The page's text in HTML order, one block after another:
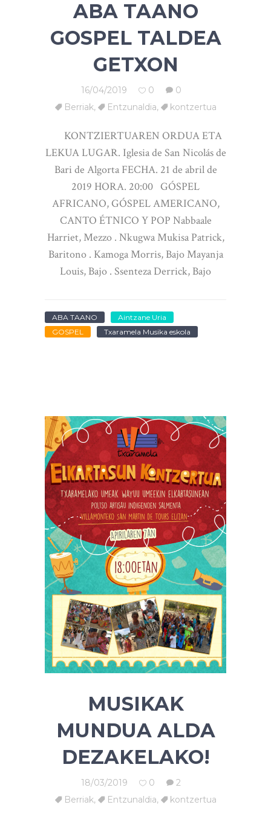
ABA TAANO
GOSPEL TALDEA
GETXON
16/04/2019 0
0
Berriak, Entzunaldia, kontzertua
KONTZIERTUAREN ORDUA ETA
LEKUA LUGAR. Iglesia de San Nicolás de
Bari de Algorta FECHA. 21 de abril de
2019 HORA. 20:00 GÓSPEL
AFRICANO, GÓSPEL AMERICANO,
CANTO ÉTNICO Y POP Nabbaale
Harriet, Mezzo . Nkugwa Mukisa Patrick,
Baritono . Kamoga Morris, Bajo Mayanja
Louis, Bajo . Ssenteza Derrick, Bajo
ABA TAANO
Aintzane Uria
GOSPEL
Txaramela Musika eskola
MUSIKAK
MUNDUA ALDA
DEZAKELAKO!
18/03/2019 0
2
Berriak, Entzunaldia, kontzertua